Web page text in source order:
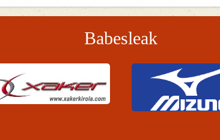
Babesleak